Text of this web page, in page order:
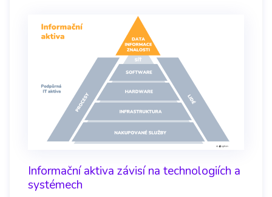
Informační aktiva závisí na technologiích a
systémech